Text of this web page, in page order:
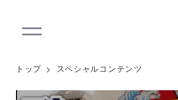
INDEX
トップ スペシャルコンテンツ